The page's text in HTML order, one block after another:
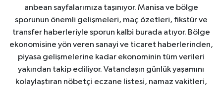
anbean sayfalarımıza taşınıyor. Manisa ve bölge
sporunun önemli gelişmeleri, maç özetleri, fikstür ve
transfer haberleriyle sporun kalbi burada atıyor. Bölge
ekonomisine yön veren sanayi ve ticaret haberlerinden,
piyasa gelişmelerine kadar ekonominin tüm verileri
yakından takip ediliyor. Vatandaşın günlük yaşamını
kolaylaştıran nöbetçi eczane listesi, namaz vakitleri,